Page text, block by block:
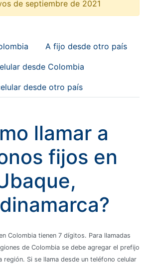
de septiembre de 2021
A fijo desde otro país
desde Colombia
desde otro país
llamar a
fijos en
Colombia tienen 7 dígitos. Para llamadas
de Colombia se debe agregar el prefijo
región. Si se llama desde un teléfono celular